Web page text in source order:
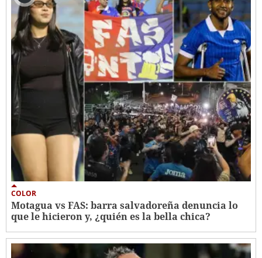
COLOR
Motagua vs FAS: barra salvadoreña denuncia lo
que le hicieron y, ¿quién es la bella chica?